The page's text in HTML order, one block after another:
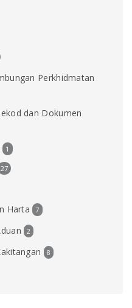
Perkhidmatan
dan Dokumen
1
27
Harta 7
2
8